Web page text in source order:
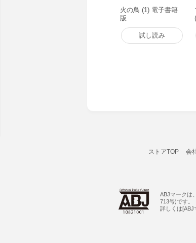
火の鳥 (1) 電子書籍
版
試し読み
ストアTOP 会
ABJマークは
713号)です。
詳しくは[ABJ